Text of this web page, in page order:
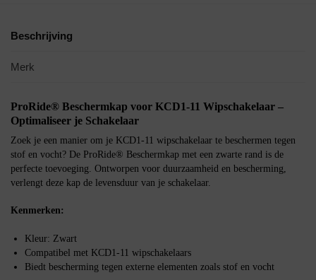
Beschrijving
Merk
ProRide® Beschermkap voor KCD1-11 Wipschakelaar –
Optimaliseer je Schakelaar
Zoek je een manier om je KCD1-11 wipschakelaar te beschermen tegen
stof en vocht? De ProRide® Beschermkap met een zwarte rand is de
perfecte toevoeging. Ontworpen voor duurzaamheid en bescherming,
verlengt deze kap de levensduur van je schakelaar.
Kenmerken:
Kleur: Zwart
Compatibel met KCD1-11 wipschakelaars
Biedt bescherming tegen externe elementen zoals stof en vocht